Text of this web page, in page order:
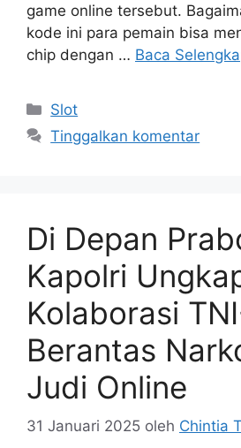
game online tersebut.
kode ini para pemain bisa
chip dengan … Baca
Kategori
Slot
Tinggalkan komentar
Di Depan
Kapolri
Kolaborasi
Berantas
Judi Online
31 Januari 2025 oleh Chintia